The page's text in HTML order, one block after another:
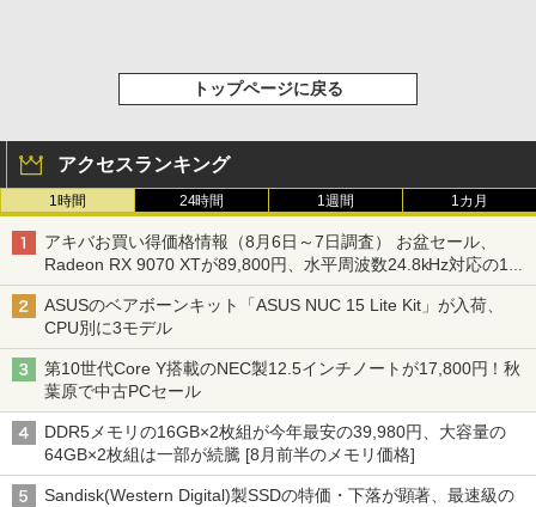
トップページに戻る
アクセスランキング
1時間 24時間 1週間 1カ月
アキバお買い得価格情報（8月6日～7日調査） お盆セール、
Radeon RX 9070 XTが89,800円、水平周波数24.8kHz対応の17
型モニターが9,801円、暑さ指数連動セール ほか
ASUSのベアボーンキット「ASUS NUC 15 Lite Kit」が入荷、
CPU別に3モデル
第10世代Core Y搭載のNEC製12.5インチノートが17,800円！秋
葉原で中古PCセール
DDR5メモリの16GB×2枚組が今年最安の39,980円、大容量の
64GB×2枚組は一部が続騰 [8月前半のメモリ価格]
Sandisk(Western Digital)製SSDの特価・下落が顕著、最速級の